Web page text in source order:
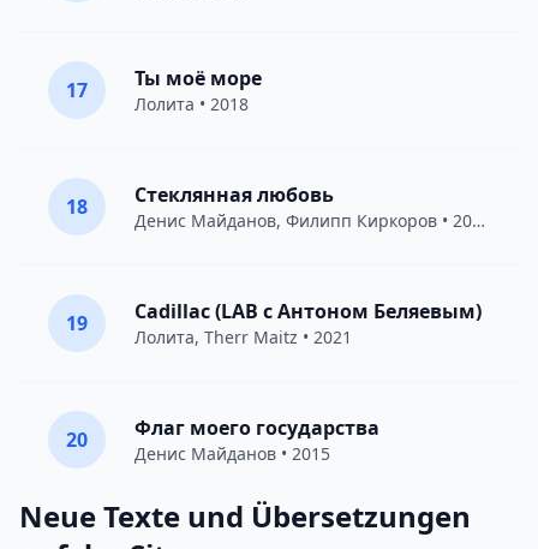
17 Ты моё море
Лолита • 2018
18 Стеклянная любовь
Денис Майданов, Филипп Киркоров • 2014
19 Cadillac (LAB с Антоном Беляевым)
Лолита, Therr Maitz • 2021
20 Флаг моего государства
Денис Майданов • 2015
Neue Texte und Übersetzungen